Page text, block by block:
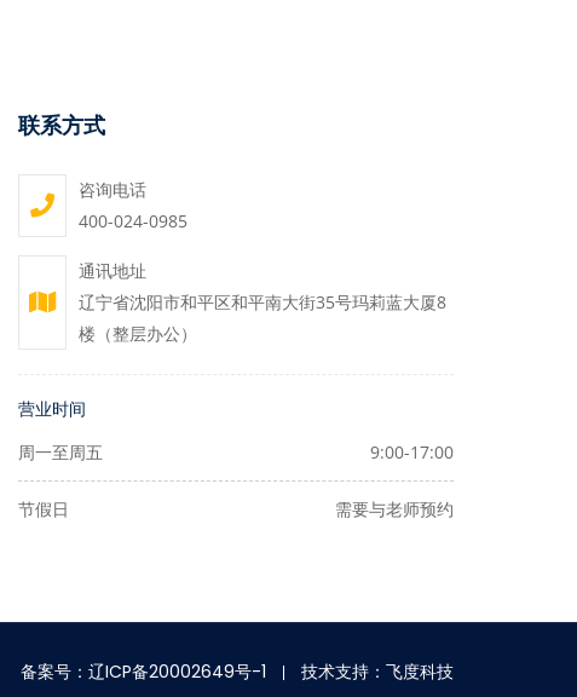
联系方式
咨询电话
400-024-0985
通讯地址
辽宁省沈阳市和平区和平南大街35号玛莉蓝大厦8
楼（整层办公）
营业时间
周一至周五 9:00-17:00
节假日 需要与老师预约
备案号：辽ICP备20002649号-1 技术支持：飞度科技